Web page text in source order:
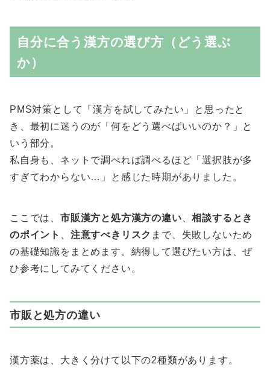
自分に合う漢方の選び方（どう選ぶ
か）
PMS対策として「漢方を試してみたい」と思ったと
き、最初に迷うのが「何をどう選べばいいのか？」と
いう部分。
私自身も、ネットで調べれば調べるほど「選択肢が多
すぎてわからない…」と感じた時期がありました。
ここでは、 市販漢方と処方漢方の違い 、相談するとき
のポイント
注意すべきリスク まで、失敗しないため
の基礎知識をまとめます。納得して選びたい方は、ぜ
ひ参考にしてみてください。
市販と処方の違い
漢方薬は、大きく分けて以下の2種類があります。